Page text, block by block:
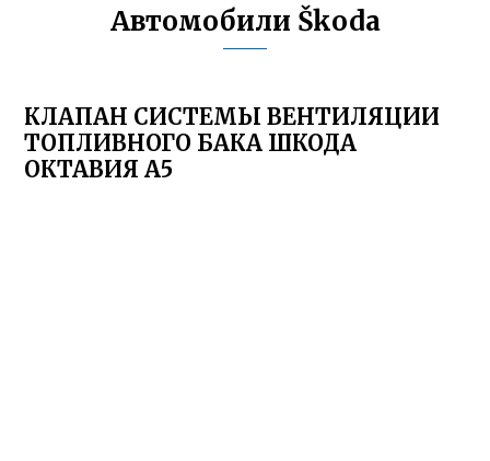
Автомобили Škoda
КЛАПАН СИСТЕМЫ ВЕНТИЛЯЦИИ
ТОПЛИВНОГО БАКА ШКОДА
ОКТАВИЯ А5